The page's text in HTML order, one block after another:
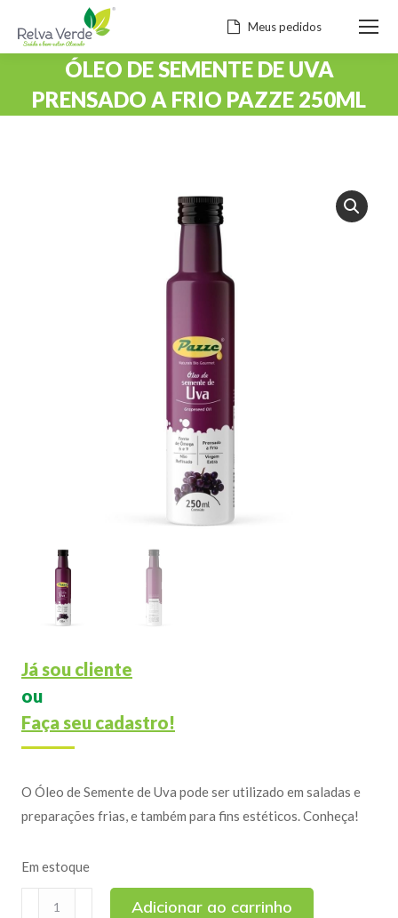
Meus pedidos
ÓLEO DE SEMENTE DE UVA
PRENSADO A FRIO PAZZE 250ML
Já sou cliente
ou
Faça seu cadastro!
O Óleo de Semente de Uva pode ser utilizado em saladas e
preparações frias, e também para fins estéticos. Conheça!
Em estoque
Adicionar ao carrinho